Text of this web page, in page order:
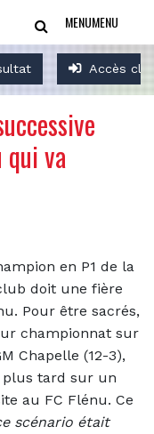
Accès
MENUMENU
qui va
en P1 de la
doit une fière
Pour être sacrés,
championnat sur
Chapelle (12-3),
tard sur un
au FC Flénu. Ce
scénario était